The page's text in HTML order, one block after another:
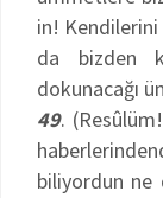
in! Kendilerini
da bizden
dokunacağı
49.
biliyordun ne